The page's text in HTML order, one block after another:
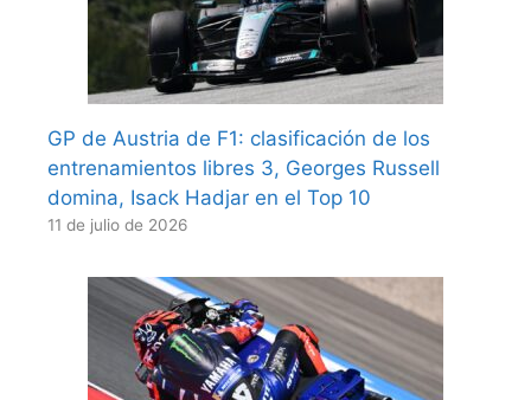
GP de Austria de F1: clasificación de los
entrenamientos libres 3, Georges Russell
domina, Isack Hadjar en el Top 10
11 de julio de 2026